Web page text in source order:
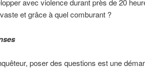
avec violence durant près de 20
et grâce à quel comburant ?
poser des questions est une